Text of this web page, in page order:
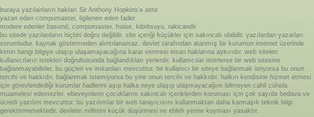
buraya yazılanların hakları Sir Anthony Hopkins'e aittir.
yazan eden compumaster, ilgilenen eden fader
modere edenler basond, compumaster, fraise, kibritsuyu, rakicandir
bu sitede yazılanların hiçbiri doğru değildir. site içeriği küçükler için sakıncalı olabilir. yazılardan yazarları
sorumludur. kaynak göstermeden alıntılanamaz. devlet tarafından atanmış bir kurumun internet üzerinde
kimin hangi bilgiye ulaşıp ulaşamayacağına karar vermesi insan haklarına aykırıdır. web siteleri
kullanıcıların istekleri doğrultusunda bağlandıkları yerlerdir. kullanıcılar isterlerse bir web sitesine
bağlanmayabilirler. bu güçleri ve imkanları mevcuttur. bir kullanıcı bir siteye bağlanmak istiyorsa bu onun
tercihi ve hakkıdır. bağlanmak istemiyorsa bu yine onun tercihi ve hakkıdır. halkın kendisine hizmet etmesi
için görevlendirdiği kurumlar hadlerini aşıp halka neye ulaşıp ulaşmayacağını bilmeyen cahil cühela
muamelesi edemezler. ebeveynlerin çocuklarını sakıncalı içeriklerden koruması için çok sayıda bedava ve
ücretli yazılım mevcuttur. bu yazılımlar bir web tarayıcısını kullanmaktan daha karmaşık teknik bilgi
gerektirmemektedir. devletin milletini küçük düşürmesi ve ebleh yerine koyması yasaktır.